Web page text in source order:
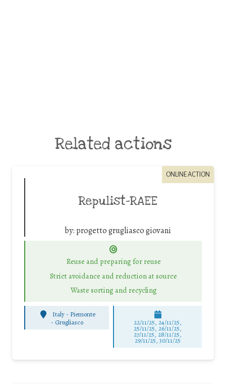
Related actions
ONLINE ACTION
Repulist-RAEE
by: progetto grugliasco giovani
Reuse and preparing for reuse
Strict avoidance and reduction at source
Waste sorting and recycling
Italy - Piemonte
- Grugliasco 22/11/25, 24/11/25,
25/11/25, 26/11/25,
27/11/25, 28/11/25,
29/11/25,30/11/25